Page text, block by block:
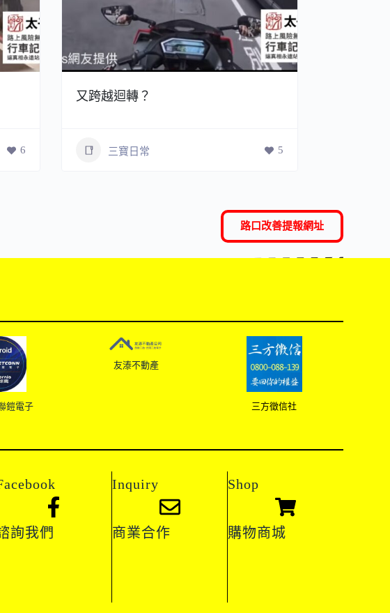
6
又跨越迴轉？
三寶日常 5
路口改善提報網址
鎧電子
友溙不動產
三方徵信社
詢我們
Inquiry
商業合作
Shop
購物商城